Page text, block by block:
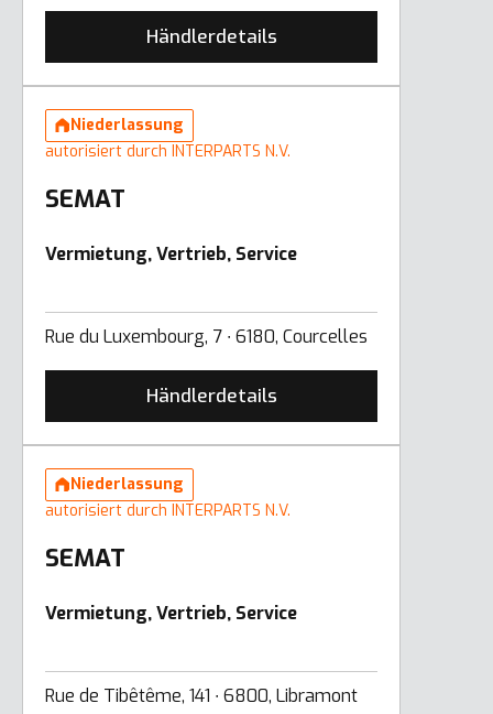
Händlerdetails
Niederlassung
autorisiert durch INTERPARTS N.V.
SEMAT
Vermietung, Vertrieb, Service
Rue du Luxembourg, 7 ∙ 6180, Courcelles
Händlerdetails
Niederlassung
autorisiert durch INTERPARTS N.V.
SEMAT
Vermietung, Vertrieb, Service
Rue de Tibêtême, 141 ∙ 6800, Libramont